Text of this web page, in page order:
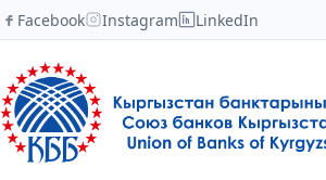
Facebook Instagram LinkedIn